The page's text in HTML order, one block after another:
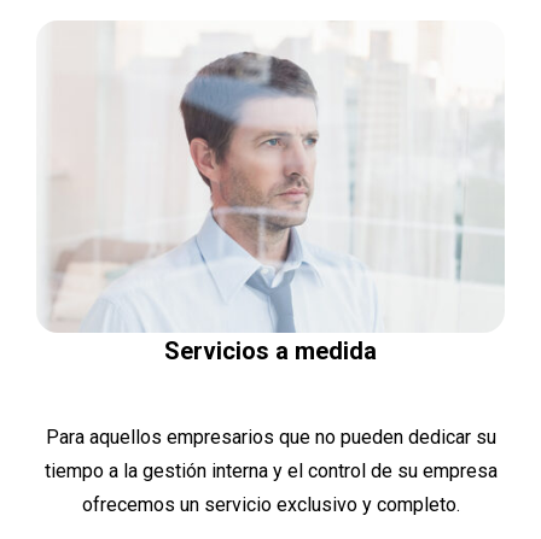
Servicios a medida
Para aquellos empresarios que no pueden dedicar su
tiempo a la gestión interna y el control de su empresa
ofrecemos un servicio exclusivo y completo.